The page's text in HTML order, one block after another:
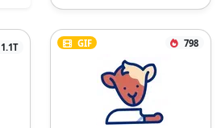
1.1T GIF 798